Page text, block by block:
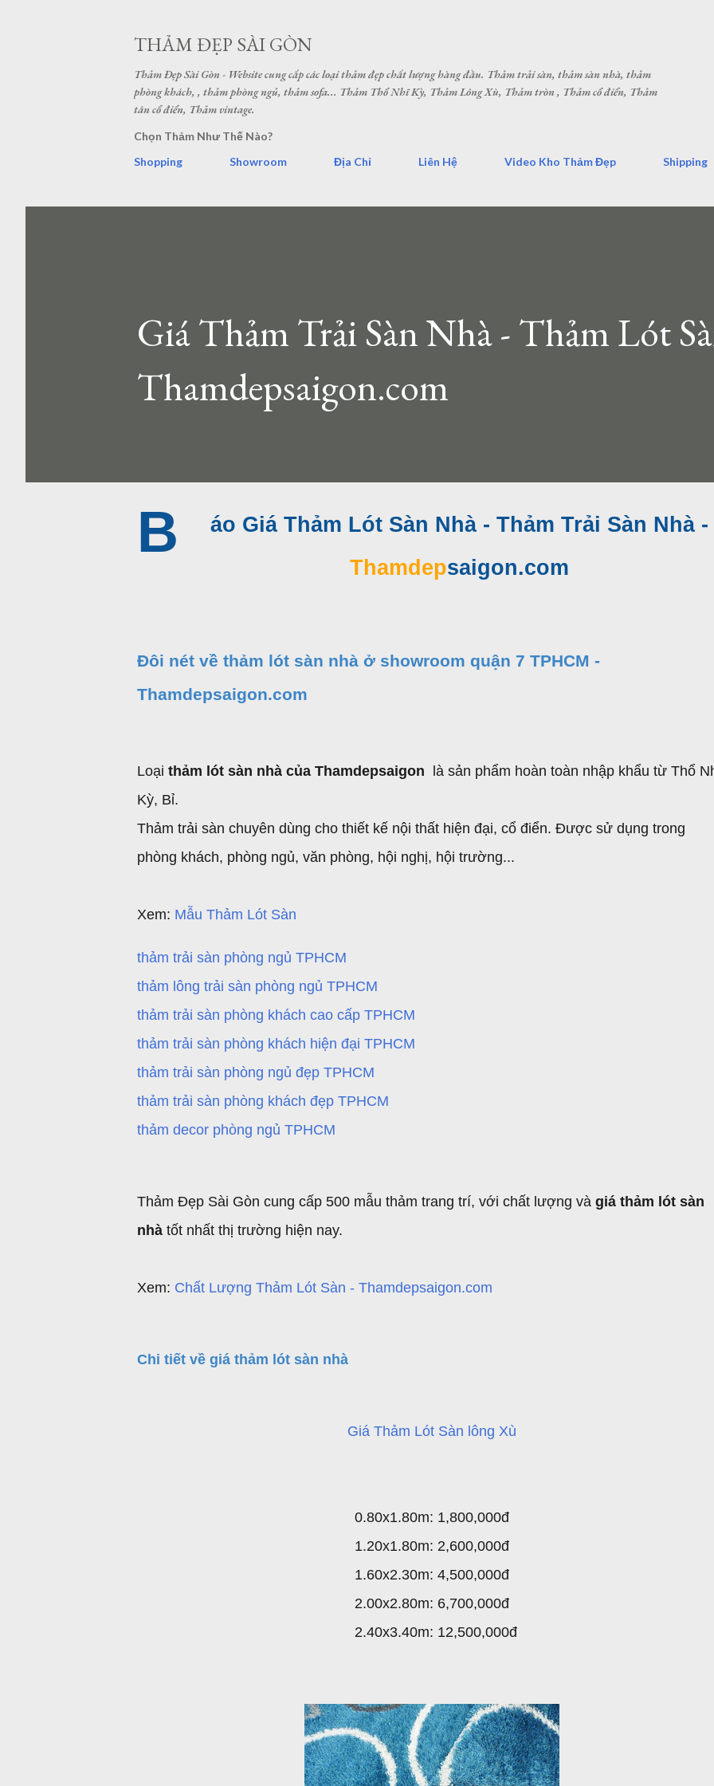
THẢM ĐẸP SÀI GÒN
Thảm Đẹp Sài Gòn - Website cung cấp các loại thảm đẹp chất lượng hàng đầu. Thảm trải sàn, thảm sàn nhà, thảm
phòng khách, , thảm phòng ngủ, thảm sofa... Thảm Thổ Nhĩ Kỳ, Thảm Lông Xù, Thảm tròn , Thảm cổ điển, Thảm
tân cổ điển, Thảm vintage.
Chọn Thảm Như Thế Nào?
Shopping
Showroom Địa Chỉ Liên Hệ Video Kho Thảm Đẹp Shipping
Giá Thảm Trải Sàn Nhà - Thảm Lót
Thamdepsaigon.com
B
áo Giá Thảm Lót Sàn Nhà - Thảm Trải Sàn Nhà -
Thamdepsaigon.com
Đôi nét về thảm lót sàn nhà ở showroom quận 7 TPHCM -
Thamdepsaigon.com
Loại thảm lót sàn nhà của Thamdepsaigon là sản phẩm hoàn toàn nhập khẩu từ Thổ
Kỳ, Bỉ.
Thảm trải sàn chuyên dùng cho thiết kế nội thất hiện đại, cổ điển. Được sử dụng trong
phòng khách, phòng ngủ, văn phòng, hội nghị, hội trường...
Xem: Mẫu Thảm Lót Sàn
thảm trải sàn phòng ngủ TPHCM
thảm lông trải sàn phòng ngủ TPHCM
thảm trải sàn phòng khách cao cấp TPHCM
thảm trải sàn phòng khách hiện đại TPHCM
thảm trải sàn phòng ngủ đẹp TPHCM
thảm trải sàn phòng khách đẹp TPHCM
thảm decor phòng ngủ TPHCM
Thảm Đẹp Sài Gòn cung cấp 500 mẫu thảm trang trí, với chất lượng và giá thảm lót sàn
nhà tốt nhất thị trường hiện nay.
Xem: Chất Lượng Thảm Lót Sàn - Thamdepsaigon.com
Chi tiết về giá thảm lót sàn nhà
Giá Thảm Lót Sàn lông Xù
0.80x1.80m: 1,800,000đ
1.20x1.80m: 2,600,000đ
1.60x2.30m: 4,500,000đ
2.00x2.80m: 6,700,000đ
2.40x3.40m: 12,500,000đ